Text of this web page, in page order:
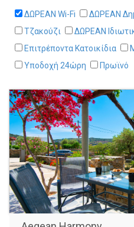
ΔΩΡΕΑΝ Wi-Fi ΔΩΡΕΑΝ
Τζακούζι
ΔΩΡΕΑΝ
Επιτρέποντα Κατοικίδια
Υποδοχή 24ώρη
Πρωϊνό